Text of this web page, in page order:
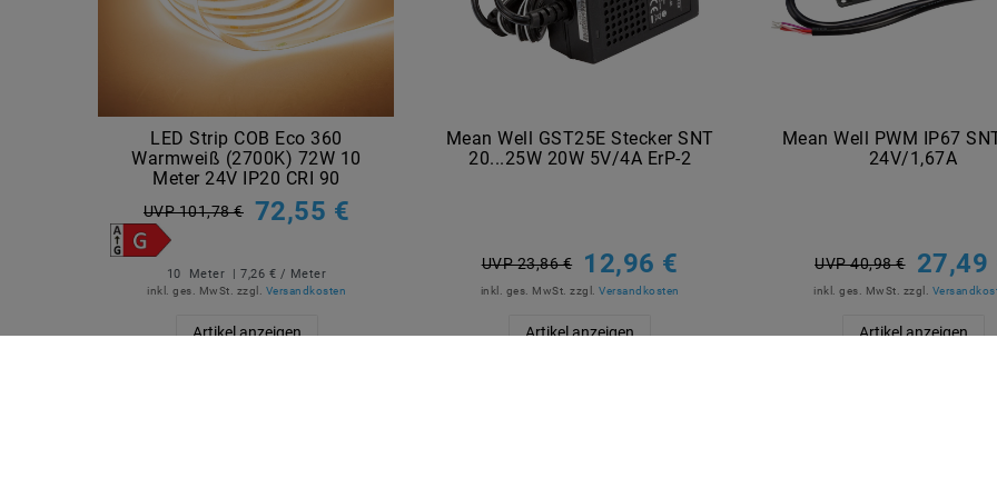
LED Strip COB Eco 360
Warmweiß (2700K) 72W 10
Meter 24V IP20 CRI 90
UVP 101,78 € 72,55 €
10 Meter | 7,26 € / Meter
inkl. ges. MwSt. zzgl. Versandkosten
Artikel anzeigen
Mean Well GST25E Stecker SNT
20...25W 20W 5V/4A ErP-2
UVP 23,86 € 12,96 €
inkl. ges. MwSt. zzgl.Versandkosten
Artikel anzeigen
Mean Well PWM IP67
24V/1,67A
UVP 40,98 € 27,49
inkl. ges. MwSt. zzgl.
Artikel anzeigen